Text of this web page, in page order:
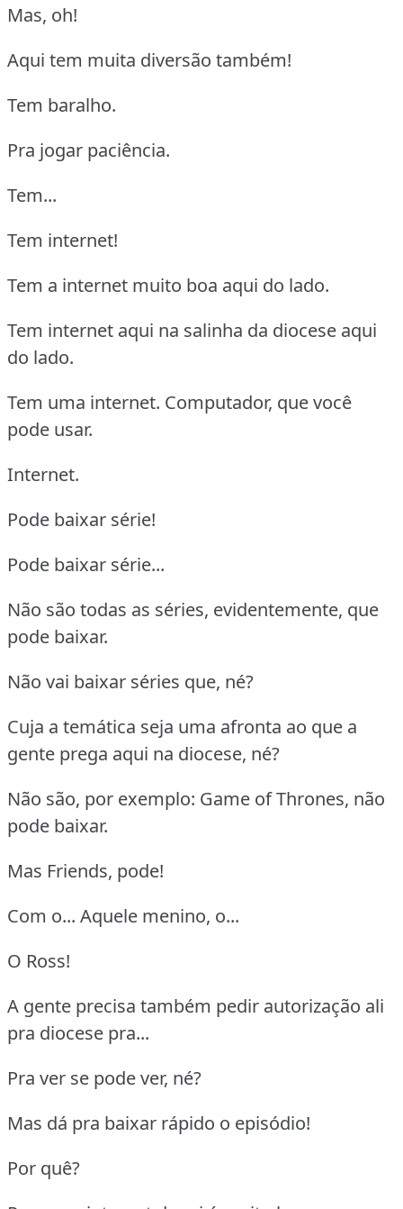
Mas, oh!
Aqui tem muita diversão também!
Tem baralho.
Pra jogar paciência.
Tem...
Tem internet!
Tem a internet muito boa aqui do lado.
Tem internet aqui na salinha da diocese aqui
do lado.
Tem uma internet. Computador, que você
pode usar.
Internet.
Pode baixar série!
Pode baixar série...
Não são todas as séries, evidentemente, que
pode baixar.
Não vai baixar séries que, né?
Cuja a temática seja uma afronta ao que a
gente prega aqui na diocese, né?
Não são, por exemplo: Game of Thrones, não
pode baixar.
Mas Friends, pode!
Com o... Aquele menino, o...
O Ross!
A gente precisa também pedir autorização ali
pra diocese pra...
Pra ver se pode ver, né?
Mas dá pra baixar rápido o episódio!
Por quê?